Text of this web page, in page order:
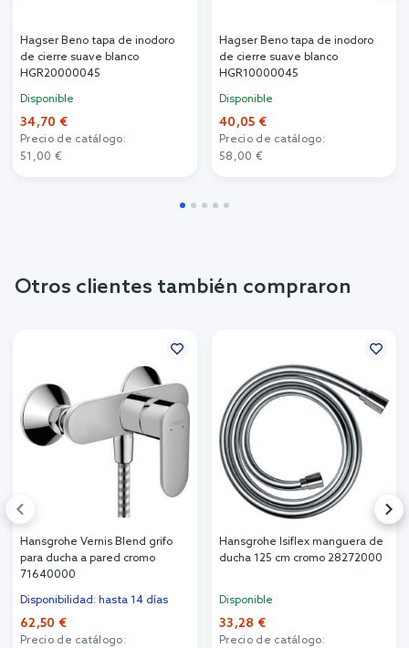
Hagser Beno tapa de inodoro
de cierre suave blanco
HGR20000045
Disponible
34,70 €
Precio de catálogo:
51,00 €
Hagser Beno tapa de inodoro
de cierre suave blanco
HGR10000045
Disponible
40,05 €
Precio de catálogo:
58,00 €
Otros clientes también compraron
Hansgrohe Vernis Blend grifo
para ducha a pared cromo
71640000
Disponibilidad: hasta 14 días
62,50 €
Precio de catálogo:
Hansgrohe Isiflex manguera de
ducha 125 cm cromo 28272000
Disponible
33,28 €
Precio de catálogo: